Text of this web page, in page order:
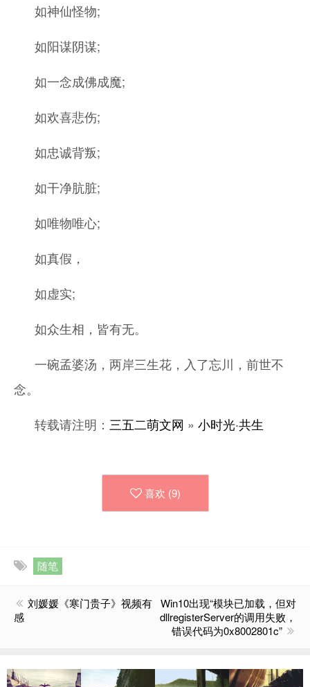
如神仙怪物;
如阳谋阴谋;
如一念成佛成魔;
如欢喜悲伤;
如忠诚背叛;
如干净肮脏;
如唯物唯心;
如真假，
如虚实;
如众生相，皆有无。
一碗孟婆汤，两岸三生花，入了忘川，前世不
念。
转载请注明： 三五二萌文网 » 小时光·共生
喜欢 (9)
随笔
刘媛媛《寒门贵子》视频有
感
Win10出现“模块已加载，但对
dllregisterServer的调用失败，
错误代码为0x8002801c”